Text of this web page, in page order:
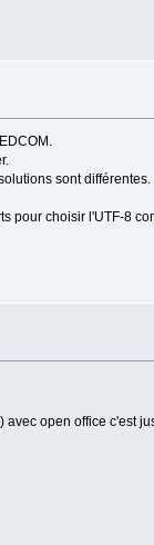
sont différentes.
pour choisir l'UTF-8
open office c'est